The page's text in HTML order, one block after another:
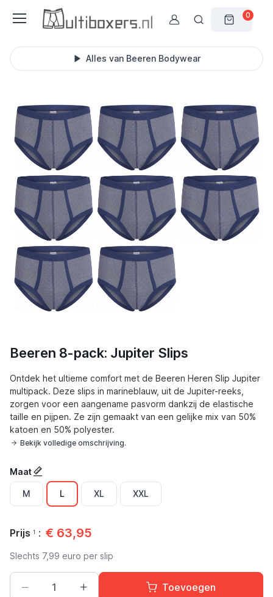
0
Alles van Beeren Bodywear
Beeren 8-pack: Jupiter Slips
Ontdek het ultieme comfort met de Beeren Heren Slip Jupiter
multipack. Deze slips in marineblauw, uit de Jupiter-reeks,
zorgen voor een aangename pasvorm dankzij de elastische
taille en pijpen. Ze zijn gemaakt van een gelijke mix van 50%
katoen en 50% polyester.
Bekijk volledige omschrijving.
Maat
M L XL XXL
Prijs 1 : € 63,95
Slechts 7,99 euro per slip
Aantal
Toevoegen